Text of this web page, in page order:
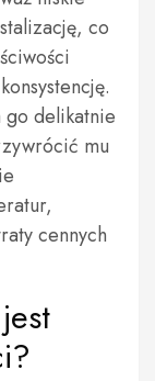
co
go delikatnie
mu
cennych